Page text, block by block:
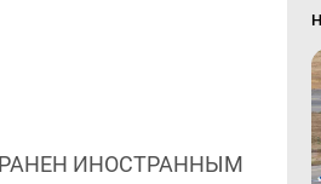
ИНОСТРАННЫМ